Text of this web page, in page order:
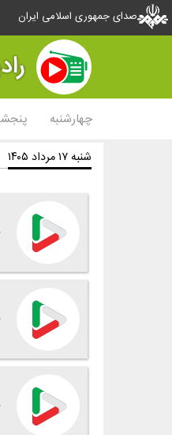
صدای جمهوری اسلامی ایران
چهارشنبه
شنبه ۱۷ مرداد ۱۴۰۵